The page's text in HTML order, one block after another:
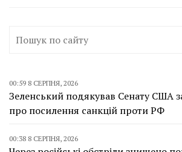
00:59 8 СЕРПНЯ, 2026
Зеленський подякував Сенату США
про посилення санкцій проти РФ
00:38 8 СЕРПНЯ, 2026